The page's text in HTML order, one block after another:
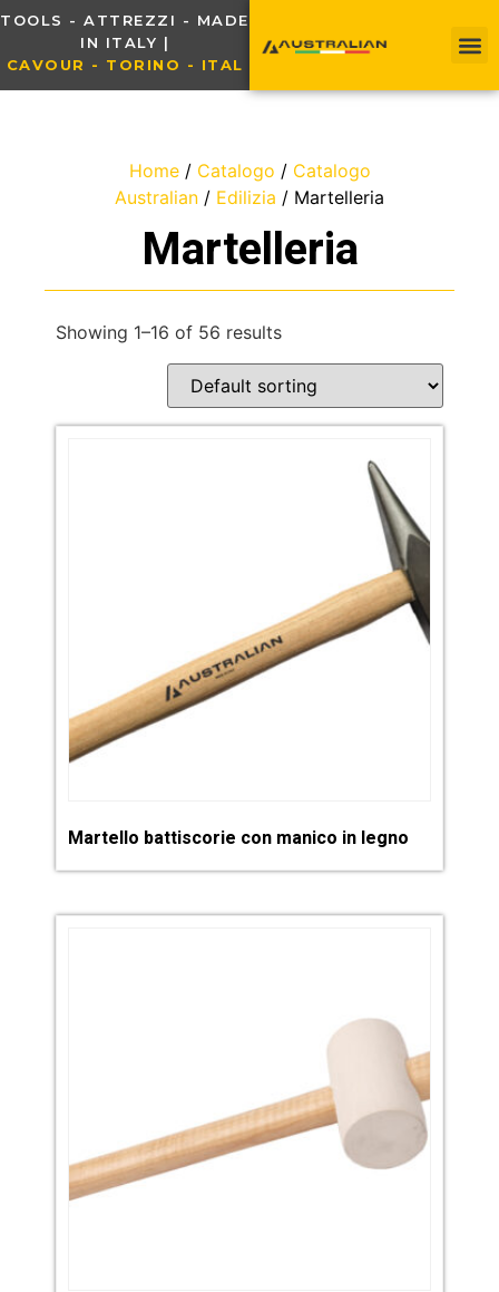
TOOLS - ATTREZZI - MADE
IN ITALY |
CAVOUR - TORI NO - TALI
Home/ Catalogo / Catalogo
Australian / Edilizia / Martelleria
Martelleria
Showing 1–16 of 56 results
Martello battiscorie con manico in legno